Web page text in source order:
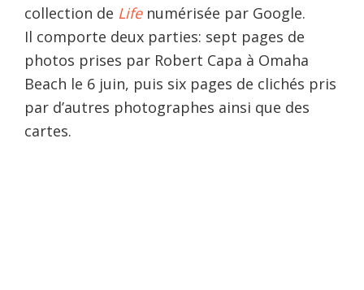
collection de Lifenumérisée par Google.
Il comporte deux parties: sept pages de
photos prises par Robert Capa à Omaha
Beach le 6 juin, puis six pages de clichés pris
par d’autres photographes ainsi que des
cartes.